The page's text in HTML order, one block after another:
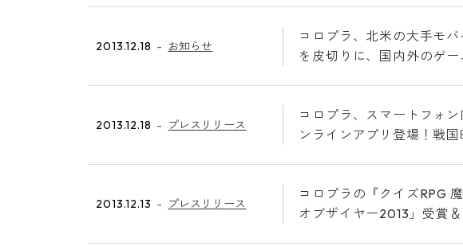
2013.12.18 お知らせ
コロプラ、北米の大手モ
を皮切りに、国内外のゲ
2013.12.18 プレスリリース
コロプラ、スマートフォ
ンラインアプリ登場！戦
2013.12.13 プレスリリース
コロプラの『クイズRPG
オブザイヤー2013」受賞